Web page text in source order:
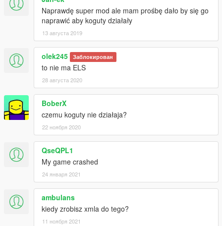
Naprawdę super mod ale mam prośbę dało by się go
naprawić aby koguty działały
13 августа 2019
olek245 Заблокирован
to nie ma ELS
28 августа 2020
BoberX
czemu koguty nie działaja?
22 ноября 2020
QseQPL1
My game crashed
24 января 2021
ambulans
kiedy zrobisz xmla do tego?
11 ноября 2021